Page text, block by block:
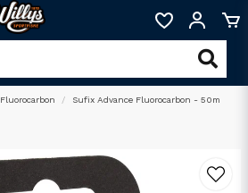
Fluorocarbon Sufix Advance Fluorocarbon - 50m